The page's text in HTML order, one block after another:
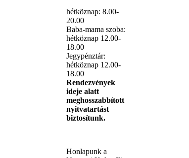
hétköznap: 8.00-
20.00
Baba-mama szoba:
hétköznap 12.00-
18.00
Jegypénztár:
hétköznap 12.00-
18.00
Rendezvények
ideje alatt
meghosszabbított
nyitvatartást
biztosítunk.
Honlapunk a